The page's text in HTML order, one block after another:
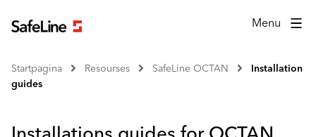
Menu
Startpagina Resourses SafeLine OCTAN
Installation
guides